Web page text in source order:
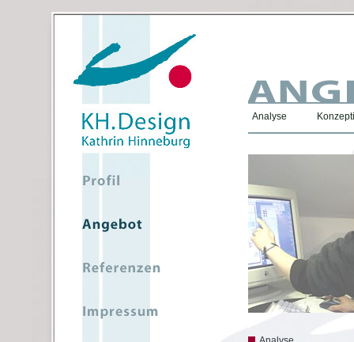
Analyse